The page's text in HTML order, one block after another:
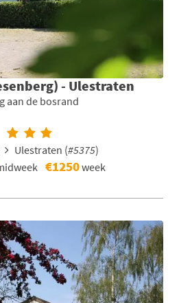
- Ulestraten
aan de bosrand
Ulestraten (#5375)
€1250week